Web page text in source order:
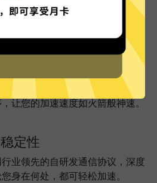
拥有超多加速服务器节点，并且还
所有坚果加速器服务器部署实时速
让您的加速速度如火箭般神速。
定性
业领先的自研发通信协议，深度
身在何处，都可轻松加速。